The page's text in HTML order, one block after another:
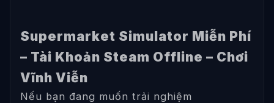
Supermarket Simulator Miễn Phí
– Tài Khoản Steam Offline – Chơi
Vĩnh Viễn
Nếu bạn đang muốn trải nghiệm